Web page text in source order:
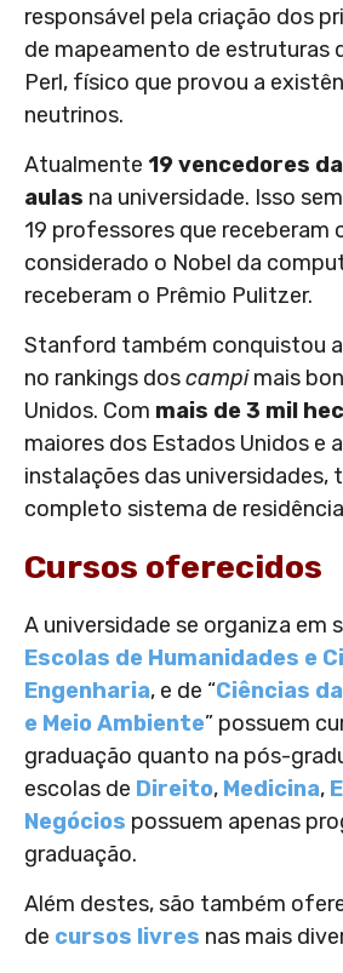
responsável pela criação dos
de mapeamento de estruturas
Perl, físico que provou a
neutrinos.
Atualmente 19 vencedores
aulas na universidade. Isso
19 professores que receberam
considerado o Nobel da
receberam o Prêmio Pulitzer.
Stanford também conquistou
no rankings doscampimais
Unidos. Com mais de 3 mil
maiores dos Estados Unidos e
instalações das universidades,
completo sistema de
Cursos oferecidos
A universidade se organiza em
Escolas de Humanidades e
Engenharia, e de “Ciências
e Meio Ambiente” possuem
graduação quanto na pós-
escolas de Direito, Medicina,
Negócios possuem apenas
graduação.
Além destes, são também
de cursos livres nas mais